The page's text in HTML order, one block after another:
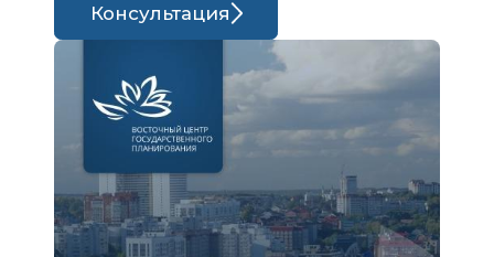
Консультация